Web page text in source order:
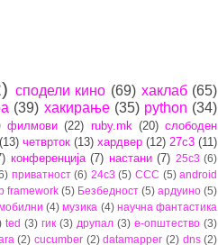
сподели кино (69) хаклаб (65)
(39) хакирање (35) python (34)
филмови (22) ruby.mk (20) слободен
четврток (13) хардвер (12) 27c3 (11)
конференција (7) настани (7) 25c3 (6)
приватност (6) 24c3 (5) CCC (5) android
framework (5) Безбедност (5) ардуино (5)
(4) музика (4) научна фантастика
ted (3) гик (3) друпал (3) е-општество (3)
(2) cucumber (2) datamapper (2) dns (2)